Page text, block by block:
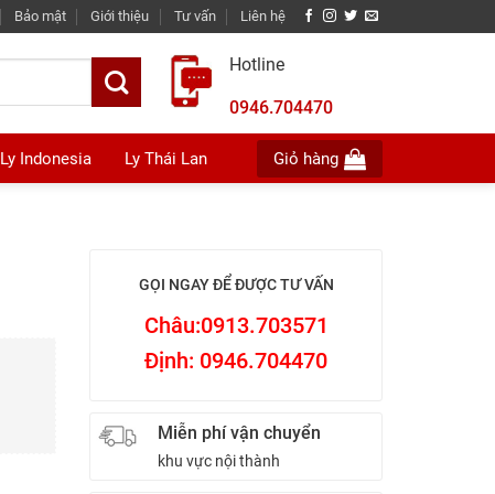
Bảo mật Giới thiệu Tư vấn Liên hệ
Hotline
0946.704470
Ly Indonesia Ly Thái Lan Giỏ hàng
GỌI NGAY ĐỂ ĐƯỢC TƯ VẤN
Châu:0913.703571
Định: 0946.704470
Miễn phí vận chuyển
khu vực nội thành